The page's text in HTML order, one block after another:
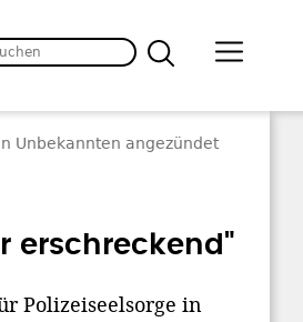
Unbekannten angezündet
erschreckend"
Polizeiseelsorge in